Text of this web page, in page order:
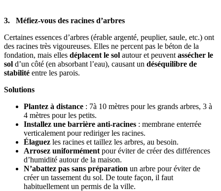
3. Méfiez-vous des racines d’arbres
Certaines essences d’arbres (érable argenté, peuplier, saule, etc.) ont
des racines très vigoureuses. Elles ne percent pas le béton de la
fondation, mais elles déplacent le sol autour et peuvent assécher le
sol d’un côté (en absorbant l’eau), causant un déséquilibre de
stabilité entre les parois.
Solutions
Plantez à distance : 7à 10 mètres pour les grands arbres, 3 à
4 mètres pour les petits.
Installez une barrière anti-racines : membrane enterrée
verticalement pour rediriger les racines.
Élaguez les racines et taillez les arbres, au besoin.
Arrosez uniformément pour éviter de créer des différences
d’humidité autour de la maison.
N’abattez pas sans préparation un arbre pour éviter de
créer un tassement du sol. De toute façon, il faut
habituellement un permis de la ville.